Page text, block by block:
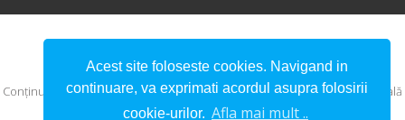
© 2026 Compania de Apă Someș S.A.
Conţinutul acestui material nu reprezintă în mod obligatoriu poziţia oficială
a Uniunii Europene sau a Guvernului României.
Acest site foloseste cookies. Navigand in
continuare, va exprimati acordul asupra folosirii
cookie-urilor. Afla mai mult ..